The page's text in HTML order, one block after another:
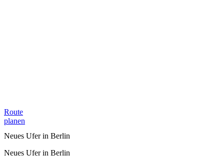
Route
planen
Neues Ufer in Berlin
Neues Ufer in Berlin